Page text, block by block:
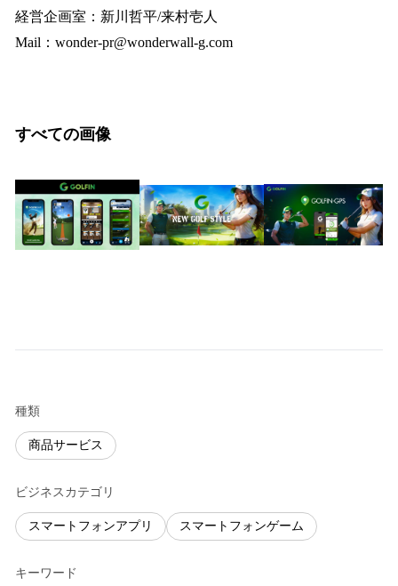
経営企画室：新川哲平/来村壱人
Mail：wonder-pr@wonderwall-g.com
すべての画像
種類
商品サービス
ビジネスカテゴリ
スマートフォンアプリ スマートフォンゲーム
キーワード